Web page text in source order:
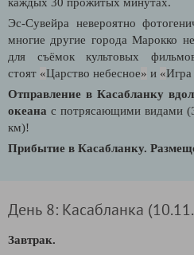
Эс-Сувейра невероятно
многие другие города Марокко
для съёмок культовых
стоят «Царство небесное» и «Игра
Отправление в Касабланку
океана с потрясающими видами
км)!
Прибытие в Касабланку.
День 8: Касабланка
Завтрак.